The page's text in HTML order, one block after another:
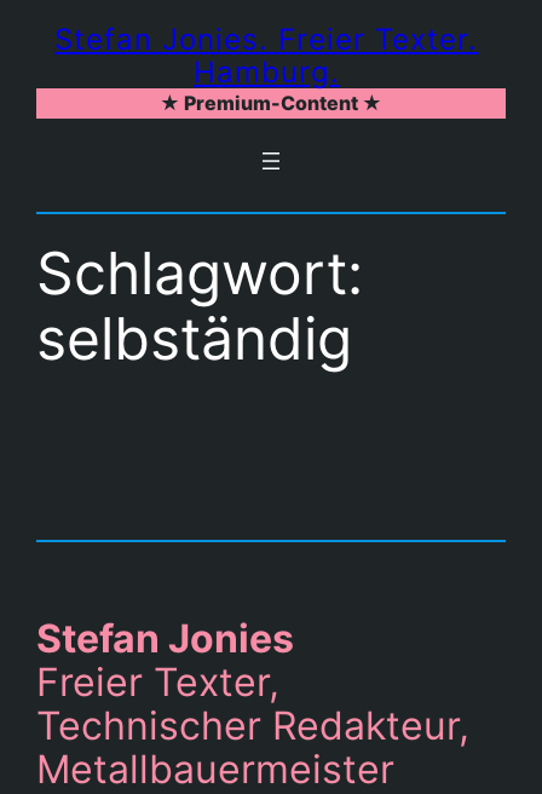
Inhalt
springen
Stefan Jonies. Freier Texter.
Hamburg.
★ Premium-Content ★
Schlagwort:
selbständig
Stefan Jonies
Freier Texter,
Technischer Redakteur,
Metallbauermeister